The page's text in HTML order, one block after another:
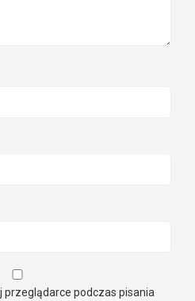
podczas pisania